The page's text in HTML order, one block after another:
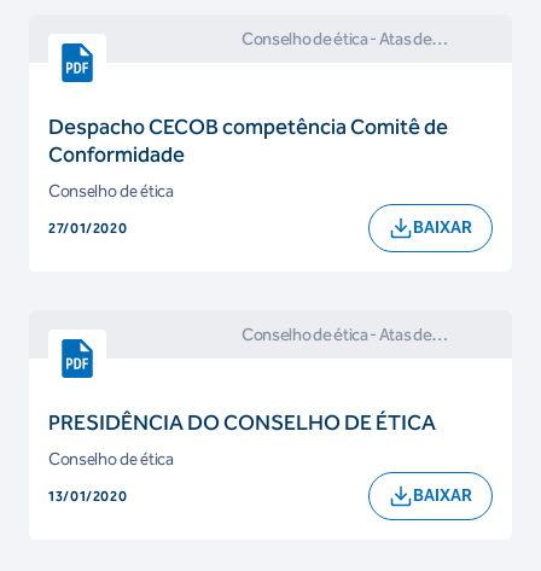
Conselho de ética- Atas de
Despacho CECOB competência Comitê de
Conformidade
Conselho de ética
27/01/2020 BAIXAR
Conselho de ética- Atas de
PRESIDÊNCIA DO CONSELHO DE ÉTICA
Conselho de ética
13/01/2020 BAIXAR